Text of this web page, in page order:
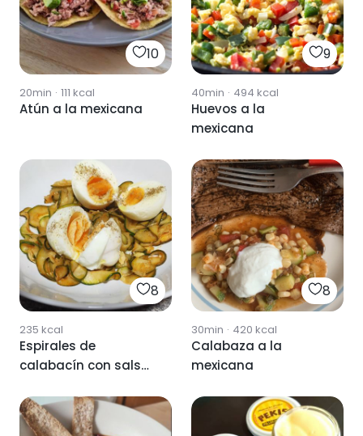
10
20min · 111 kcal
Atún a la mexicana
9
40min · 494 kcal
Huevos a la
mexicana
8
235 kcal
Espirales de
calabacín con salsa
8
30min · 420 kcal
Calabaza a la
mexicana